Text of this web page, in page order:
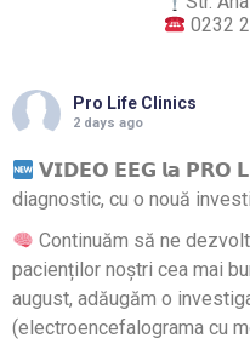
0232
Pro Life Clinics
2 days ago
𝗩𝗜𝗗𝗘𝗢 𝗘𝗘𝗚 𝗹𝗮 𝗣𝗥𝗢
diagnostic, cu o nouă
Continuăm să ne
pacienților noștri cea mai
august, adăugăm o
(electroencefalograma cu